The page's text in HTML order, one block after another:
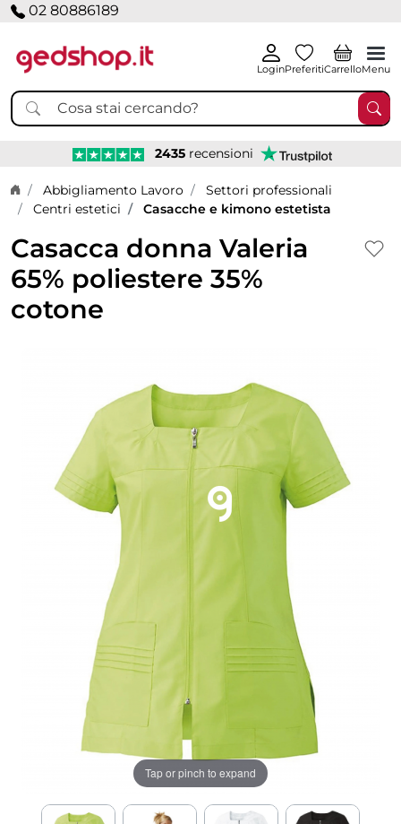
02 80886189
LoginPreferitiCarrelloMenu
2435 recensioni
Home page
Abbigliamento Lavoro
Settori professionali
Centri estetici
Casacche e kimono estetista
Casacca donna Valeria
65% poliestere 35%
cotone
Tap or pinch to expand